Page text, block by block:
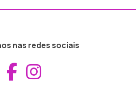
nas redes sociais
Aceder ao